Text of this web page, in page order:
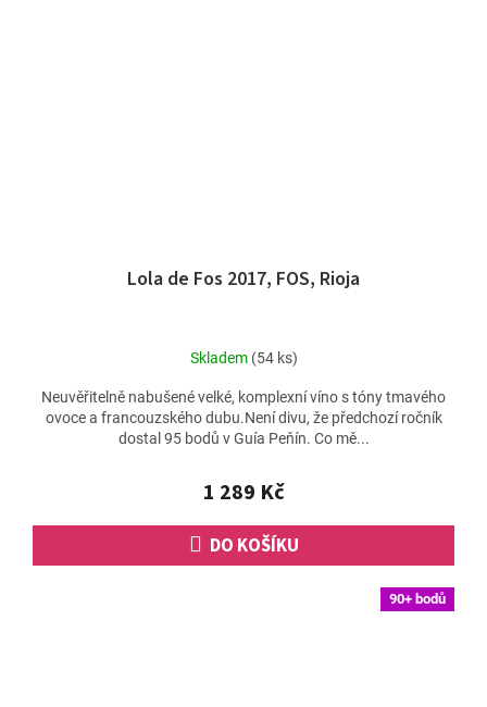
Lola de Fos 2017, FOS, Rioja
Skladem (54 ks)
1 289 Kč
DO KOŠÍKU
Neuvěřitelně nabušené velké, komplexní víno s tóny tmavého
ovoce a francouzského dubu.Není divu, že předchozí ročník
dostal 95 bodů v Guía Peňín. Co mě...
90+ bodů